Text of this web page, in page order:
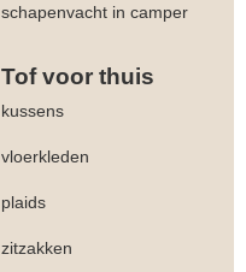
schapenvacht in camper
Tof voor thuis
kussens
vloerkleden
plaids
zitzakken